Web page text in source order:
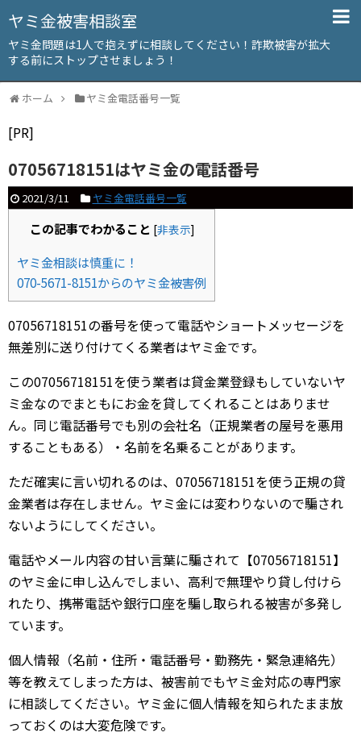
ヤミ金被害相談室
ヤミ金問題は1人で抱えずに相談してください！詐欺被害が拡大
する前にストップさせましょう！
ホーム ヤミ金電話番号一覧
[PR]
07056718151はヤミ金の電話番号
2021/3/11 ヤミ金電話番号一覧
この記事でわかること [非表示]
ヤミ金相談は慎重に！
070-5671-8151からのヤミ金被害例
07056718151の番号を使って電話やショートメッセージを
無差別に送り付けてくる業者はヤミ金です。
この07056718151を使う業者は貸金業登録もしていないヤ
ミ金なのでまともにお金を貸してくれることはありませ
ん。同じ電話番号でも別の会社名（正規業者の屋号を悪用
することもある）・名前を名乗ることがあります。
ただ確実に言い切れるのは、07056718151を使う正規の貸
金業者は存在しません。ヤミ金には変わりないので騙され
ないようにしてください。
電話やメール内容の甘い言葉に騙されて【07056718151】
のヤミ金に申し込んでしまい、高利で無理やり貸し付けら
れたり、携帯電話や銀行口座を騙し取られる被害が多発し
ています。
個人情報（名前・住所・電話番号・勤務先・緊急連絡先）
等を教えてしまった方は、被害前でもヤミ金対応の専門家
に相談してください。ヤミ金に個人情報を知られたまま放
っておくのは大変危険です。